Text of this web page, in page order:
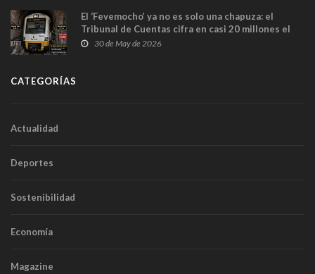
El ‘Fevemocho’ ya no es solo una chapuza: el
Tribunal de Cuentas cifra en casi 20 millones el
sobrecoste de los trenes que no cabían por los
30 de May de 2026
CATEGORÍAS
Actualidad
Deportes
Sostenibilidad
Economía
Magazine